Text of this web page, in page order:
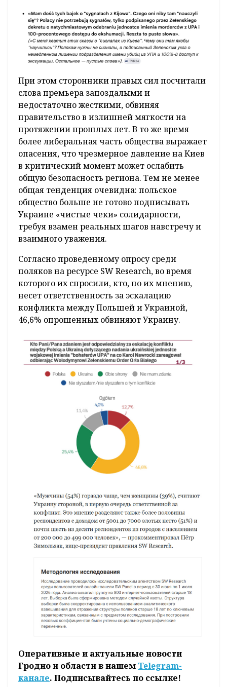
При этом сторонники правых сил посчитали
слова премьера запоздалыми и
недостаточно жесткими, обвиняя
правительство в излишней мягкости на
протяжении прошлых лет. В то же время
более либеральная часть общества выражает
опасения, что чрезмерное давление на Киев
в критический момент может ослабить
общую безопасность региона. Тем не менее
общая тенденция очевидна: польское
общество больше не готово подписывать
Украине «чистые чеки» солидарности,
требуя взамен реальных шагов навстречу и
взаимного уважения.
Согласно проведенному опросу среди
поляков на ресурсе SW Research, во время
которого их спросили, кто, по их мнению,
несет ответственность за эскалацию
конфликта между Польшей и Украиной,
46,6% опрошенных обвиняют Украину.
Оперативные и актуальные новости
Гродно и области в нашем Telegram-
канале. Подписывайтесь по ссылке!